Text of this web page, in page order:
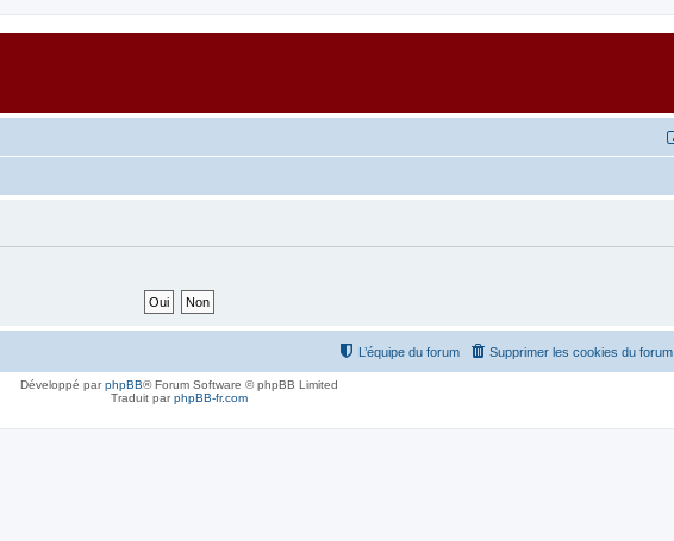
Supprimer les cookies du forum
L’équipe du forum
Développé parphpBB® Forum Software © phpBB Limited
Traduit parphpBB-fr.com